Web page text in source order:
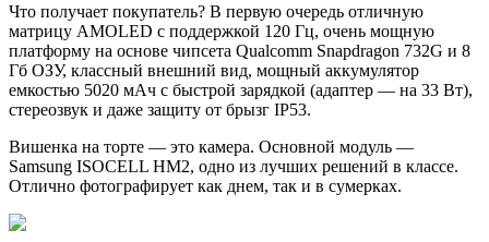
Что получает покупатель? В первую очередь отличную
матрицу AMOLED с поддержкой 120 Гц, очень мощную
платформу на основе чипсета Qualcomm Snapdragon 732G и 8
Гб ОЗУ, классный внешний вид, мощный аккумулятор
емкостью 5020 мАч с быстрой зарядкой (адаптер — на 33 Вт),
стереозвук и даже защиту от брызг IP53.
Вишенка на торте — это камера. Основной модуль —
Samsung ISOCELL HM2, одно из лучших решений в классе.
Отлично фотографирует как днем, так и в сумерках.